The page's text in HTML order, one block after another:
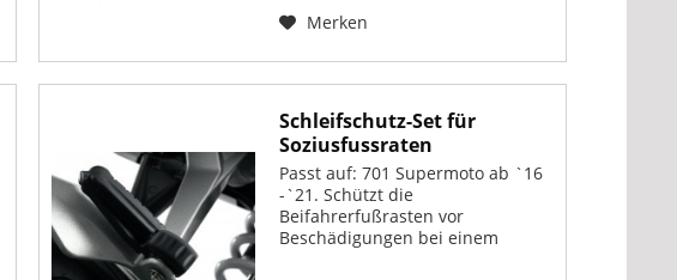
Merken
Schleifschutz-Set für
Soziusfussraten
Husqvarna...
Passt auf: 701 Supermoto ab `16
-`21. Schützt die
Beifahrerfußrasten vor
Beschädigungen bei einem